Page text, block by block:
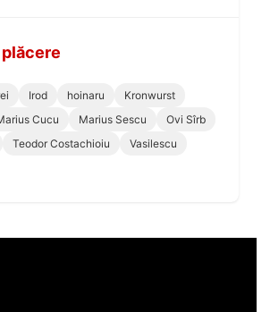
Irod hoinaru
Kronwurst
Cucu Marius Sescu
Ovi Sîrb
Teodor Costachioiu
Vasilescu